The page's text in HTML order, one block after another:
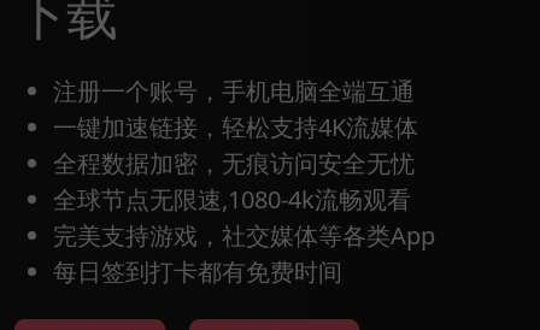
注册一个账号，手机电脑全端互通
一键加速链接，轻松支持4K流媒体
全程数据加密，无痕访问安全无忧
全球节点无限速,1080-4k流畅观看
完美支持游戏，社交媒体等各类App
每日签到打卡都有免费时间